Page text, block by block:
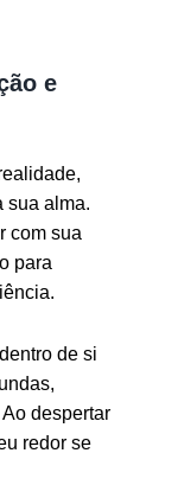
e
sua alma.
com sua
para
de si
despertar
redor se